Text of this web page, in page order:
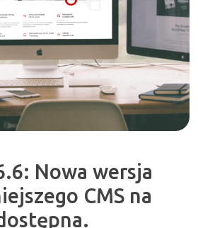
Nowa wersja
CMS na